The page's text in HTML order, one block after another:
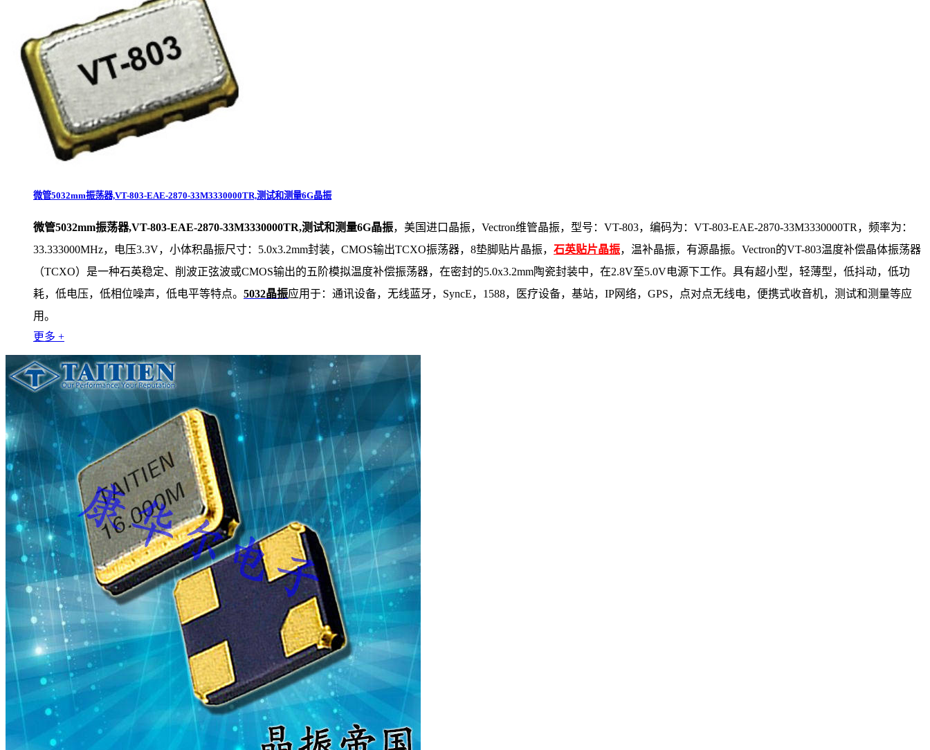
微管5032mm振荡器,VT-803-EAE-2870-33M3330000TR,测试和测量6G晶振
微管5032mm振荡器,VT-803-EAE-2870-33M3330000TR,测试和测量6G晶振，美国进口晶振， Vectron维管晶振，型号：VT-803，编码为： VT-803-EAE-2870-33M3330000TR ，频率为：
33.333000MHz，电压3.3V，小体积晶振尺寸：5.0x3.2mm封装，CMOS输出TCXO振荡器，8垫脚贴片晶振， 石英贴片晶振，温补晶振，有源晶振。Vectron的VT-803温度补偿晶体振荡器
（TCXO）是一种石英稳定、削波正弦波或CMOS输出的五阶模拟温度补偿振荡器，在密封的5.0x3.2mm陶瓷封装中，在2.8V至5.0V电源下工作。具有超小型，轻薄型，低抖动，低功
耗，低电压，低相位噪声，低电平等特点。 5032晶振应用于：通讯设备，无线蓝牙，SyncE，1588，医疗设备，基站，IP网络，GPS，点对点无线电，便携式收音机，测试和测量等应
用。
更多 +